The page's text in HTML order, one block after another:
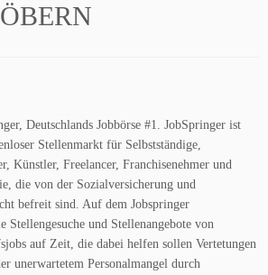
Deutschlands Jobbörse #1. JobSpringer ist
Stellenmarkt für Selbstständige,
Künstler, Freelancer, Franchisenehmer und
die von der Sozialversicherung und
befreit sind. Auf dem Jobspringer
Stellengesuche und Stellenangebote von
auf Zeit, die dabei helfen sollen Vertetungen
unerwartetem Personalmangel durch